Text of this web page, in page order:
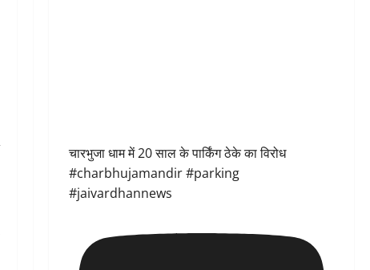
चारभुजा धाम में 20 साल के पार्किंग ठेके का विरोध
#charbhujamandir #parking
#jaivardhannews